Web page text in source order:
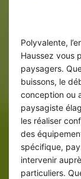
Polyvalente,
Haussez vous
paysagers.
buissons, le
conception ou
paysagiste
les réaliser
des
spécifique,
intervenir
particuliers.